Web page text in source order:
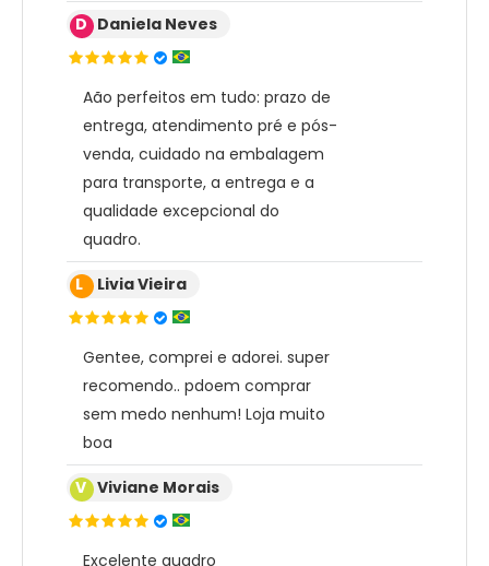
D Daniela Neves
Aão perfeitos em tudo: prazo de
entrega, atendimento pré e pós-
venda, cuidado na embalagem
para transporte, a entrega e a
qualidade excepcional do
quadro.
L Livia Vieira
Gentee, comprei e adorei. super
recomendo.. pdoem comprar
sem medo nenhum! Loja muito
boa
V Viviane Morais
Excelente quadro